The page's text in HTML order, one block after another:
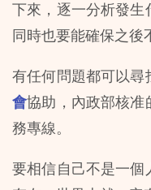
下來，逐一分析發生
同時也要能確保之後
有任何問題都可以尋
會協助，內政部核准
務專線。
要相信自己不是一個